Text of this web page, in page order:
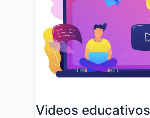
Videos educativos